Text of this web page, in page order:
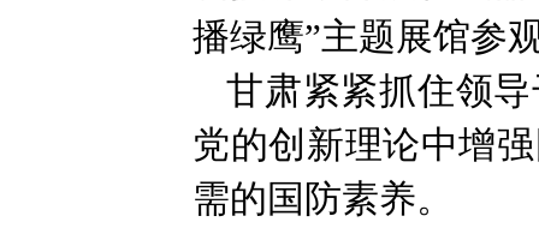
播绿鹰”主题展馆参
甘肃紧紧抓住领
党的创新理论中增
需的国防素养。